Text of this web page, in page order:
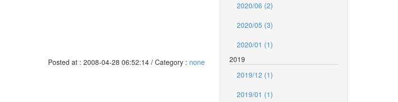
Posted at : 2008-04-28 06:52:14 / Category : none
2020/06 (2)
2020/05 (3)
2020/01 (1)
2019
2019/12 (1)
2019/01 (1)